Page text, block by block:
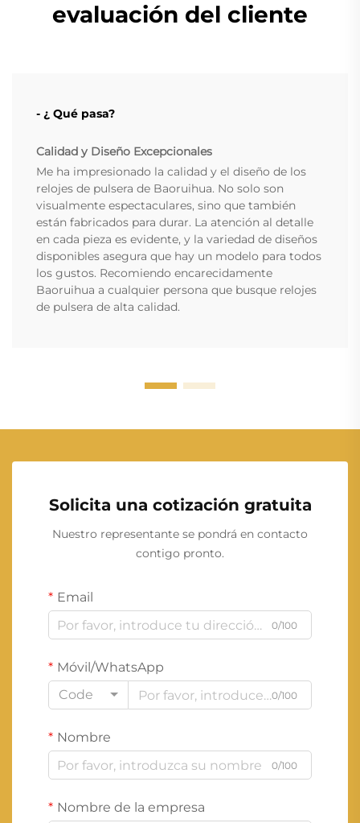
evaluación del cliente
- ¿ Qué pasa?
Calidad y Diseño Excepcionales
Me ha impresionado la calidad y el diseño de los
relojes de pulsera de Baoruihua. No solo son
visualmente espectaculares, sino que también
están fabricados para durar. La atención al detalle
en cada pieza es evidente, y la variedad de diseños
disponibles asegura que hay un modelo para todos
los gustos. Recomiendo encarecidamente
Baoruihua a cualquier persona que busque relojes
de pulsera de alta calidad.
Solicita una cotización gratuita
Nuestro representante se pondrá en contacto
contigo pronto.
Email
0/100
Móvil/WhatsApp
Code
0/100
Nombre
0/100
Nombre de la empresa